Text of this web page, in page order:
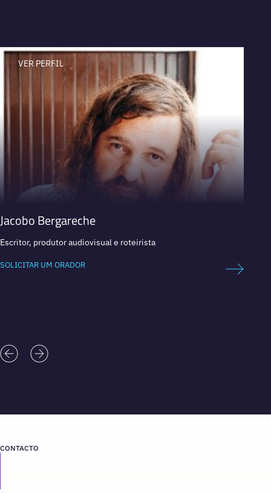
VER PERFIL
Jacobo Bergareche
Escritor, produtor audiovisual e roteirista
SOLICITAR UM ORADOR
CONTACTO